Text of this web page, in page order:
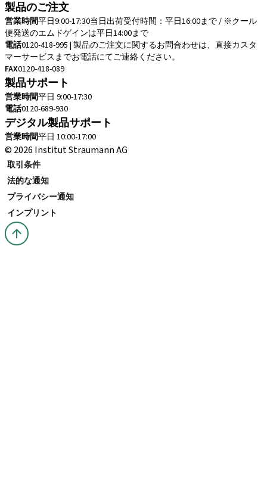
製品のご注文
営業時間平日9:00-17:30当日出荷受付時間：平日16:00まで / ※クール
便発送のエムドゲインは平日14:00まで
電話0120-418-995 | 製品のご注文に関するお問合わせは、直接カスタ
マーサービスまでお電話にてご連絡ください。
FAX0120-418-089
製品サポート
営業時間平日 9:00-17:30
電話0120-689-930
デジタル製品サポート
営業時間平日 10:00-17:00
© 2026 Institut Straumann AG
取引条件
法的な通知
プライバシー通知
インプリント